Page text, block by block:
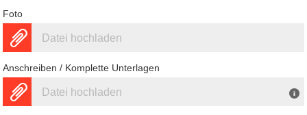
Foto
Datei hochladen
Anschreiben / Komplette Unterlagen
Datei hochladen